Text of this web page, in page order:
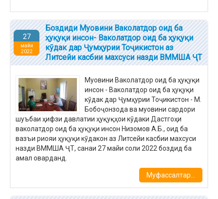
27
майи
2022
Боздиди Муовини Ваколатдор оид ба
ҳуқуқи инсон- Ваколатдор оид ба ҳуқуқи
кӯдак дар Ҷумҳурии Тоҷикистон аз
Литсейи касбии махсуси назди ВММША ҶТ
Муовини Ваколатдор оид ба ҳуқуқи
инсон - Ваколатдор оид ба ҳуқуқи
кӯдак дар Ҷумҳурии Тоҷикистон - М.
Бобоҷонзода ва муовини сардори
шуъбаи ҳифзи давлатии ҳуқуқҳои кӯдаки Дастгоҳи
ваколатдор оид ба ҳуқуқи инсон Низомов А.Б., оид ба
вазъи риояи ҳуқуқи кӯдакон аз Литсейи касбии махсуси
назди ВММША ҶТ, санаи 27 майи соли 2022 боздид ба
амал оварданд.
Муфассалтар...